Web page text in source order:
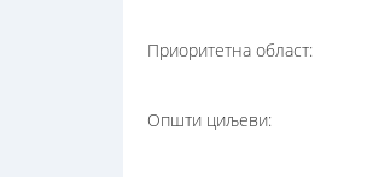
Приоритетна област:
Општи циљеви: